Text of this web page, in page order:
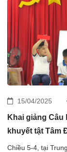
15/04/2025
Khai giảng
khuyết tật Tâm
Chiều 5-4, tại